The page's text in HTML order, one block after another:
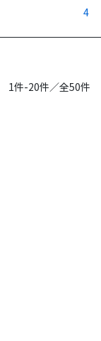
4
1件-20件／全50件